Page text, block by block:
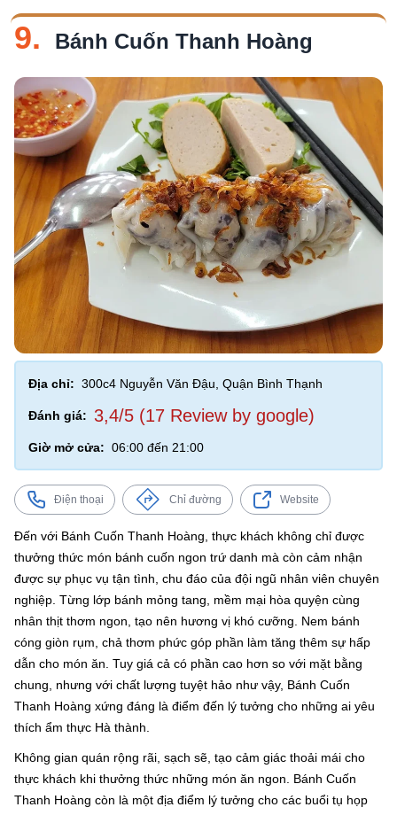
9. Bánh Cuốn Thanh Hoàng
Địa chỉ: 300c4 Nguyễn Văn Đậu, Quận Bình Thạnh
Đánh giá: 3,4/5 (17 Review by google)
Giờ mở cửa: 06:00 đến 21:00
Điện thoại Chỉ đường Website
Đến với Bánh Cuốn Thanh Hoàng, thực khách không chỉ được
thưởng thức món bánh cuốn ngon trứ danh mà còn cảm nhận
được sự phục vụ tận tình, chu đáo của đội ngũ nhân viên chuyên
nghiệp. Từng lớp bánh mỏng tang, mềm mại hòa quyện cùng
nhân thịt thơm ngon, tạo nên hương vị khó cưỡng. Nem bánh
cóng giòn rụm, chả thơm phức góp phần làm tăng thêm sự hấp
dẫn cho món ăn. Tuy giá cả có phần cao hơn so với mặt bằng
chung, nhưng với chất lượng tuyệt hảo như vậy, Bánh Cuốn
Thanh Hoàng xứng đáng là điểm đến lý tưởng cho những ai yêu
thích ẩm thực Hà thành.
Không gian quán rộng rãi, sạch sẽ, tạo cảm giác thoải mái cho
thực khách khi thưởng thức những món ăn ngon. Bánh Cuốn
Thanh Hoàng còn là một địa điểm lý tưởng cho các buổi tụ họp